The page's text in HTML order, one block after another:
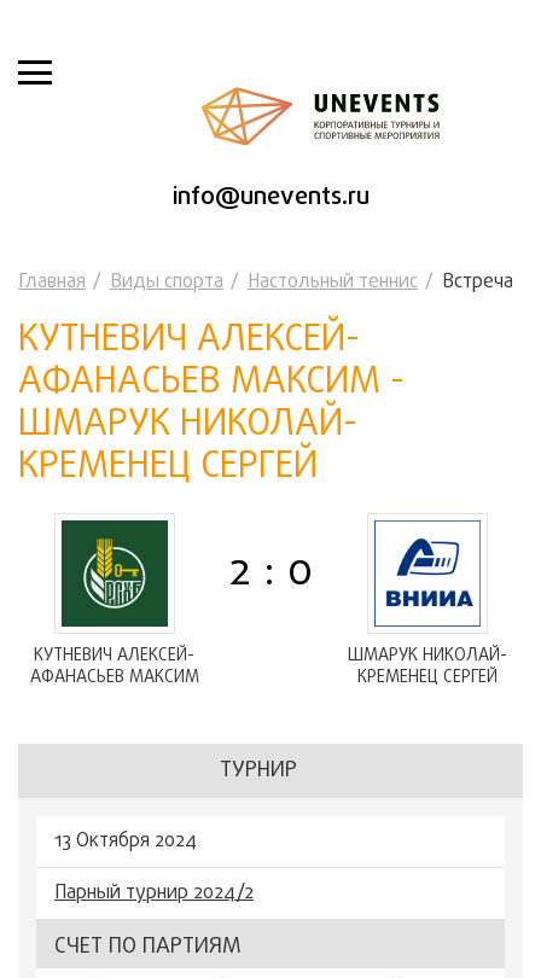
info@unevents.ru
Главная Виды спорта Настольный теннис Встреча
КУТНЕВИЧ АЛЕКСЕЙ-
АФАНАСЬЕВ МАКСИМ -
ШМАРУК НИКОЛАЙ-
КРЕМЕНЕЦ СЕРГЕЙ
КУТНЕВИЧ АЛЕКСЕЙ-
АФАНАСЬЕВ МАКСИМ
2 : 0
ШМАРУК НИКОЛАЙ-
КРЕМЕНЕЦ СЕРГЕЙ
ТУРНИР
13 Октября 2024
Парный турнир 2024/2
СЧЕТ ПО ПАРТИЯМ